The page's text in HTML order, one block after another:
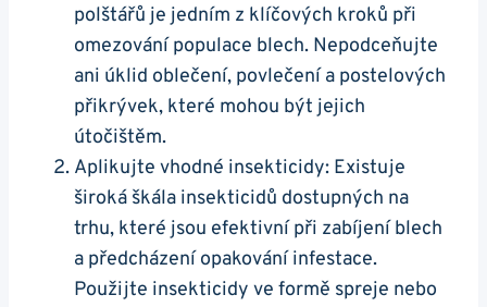
polštářů je jedním z klíčových kroků při
omezování populace blech. Nepodceňujte
ani úklid oblečení, povlečení a postelových
přikrývek, které mohou být jejich
útočištěm.
Aplikujte vhodné insekticidy: Existuje
široká škála insekticidů dostupných na
trhu, které jsou efektivní při zabíjení blech
a předcházení opakování infestace.
Použijte insekticidy ve formě spreje nebo